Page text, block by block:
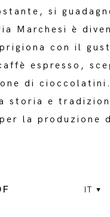
si
Marchesi è
con il
espresso,
di cioccolatini.
storia e
la produzione
IT